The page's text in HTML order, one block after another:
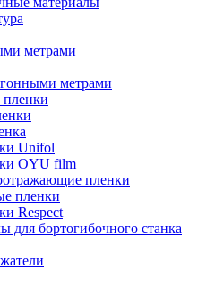
метрами
метрами
пленки
Unifol
OYU film
пленки
пленки
Respect
для бортогибочного станка